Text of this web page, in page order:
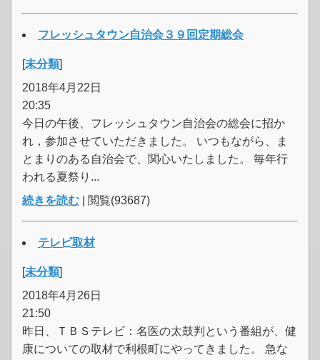
フレッシュタウン自治会３９回定期総会
[未分類]
2018年4月22日
20:35
今日の午後、フレッシュタウン自治会の総会に招か
れ，参加させていただきました。 いつもながら、ま
とまりのある自治会で、関心いたしました。 毎年行
われる夏祭り...
続きを読む | 閲覧(93687)
テレビ取材
[未分類]
2018年4月26日
21:50
昨日、ＴＢＳテレビ：名医の太鼓判という番組が、健
康についての取材で利根町にやってきました。 急な